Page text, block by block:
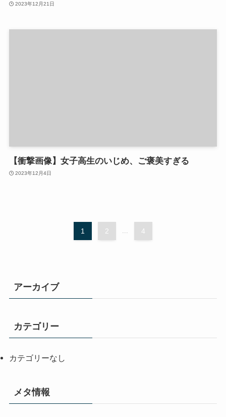
2023年12月21日
【衝撃画像】女子高生のいじめ、ご褒美すぎる
2023年12月4日
1 2 4
アーカイブ
カテゴリー
カテゴリーなし
メタ情報